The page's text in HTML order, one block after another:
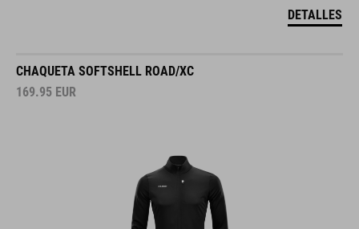
DETALLES
CHAQUETA SOFTSHELL ROAD/XC
169.95 EUR